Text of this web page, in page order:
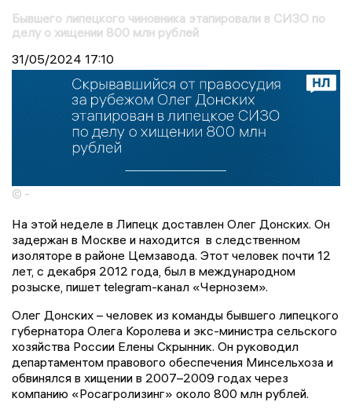
Бывшего липецкого чиновника этапировали в СИЗО по
делу о хищении 800 млн рублей
31/05/2024 17:10
© -
На этой неделе в Липецк доставлен Олег Донских. Он
задержан в Москве и находится в следственном
изоляторе в районе Цемзавода. Этот человек почти 12
лет, с декабря 2012 года, был в международном
розыске, пишет telegram-канал «Чернозем».
Олег Донских – человек из команды бывшего липецкого
губернатора Олега Королева и экс-министра сельского
хозяйства России Елены Скрынник. Он руководил
департаментом правового обеспечения Минсельхоза и
обвинялся в хищении в 2007–2009 годах через
компанию «Росагролизинг» около 800 млн рублей.